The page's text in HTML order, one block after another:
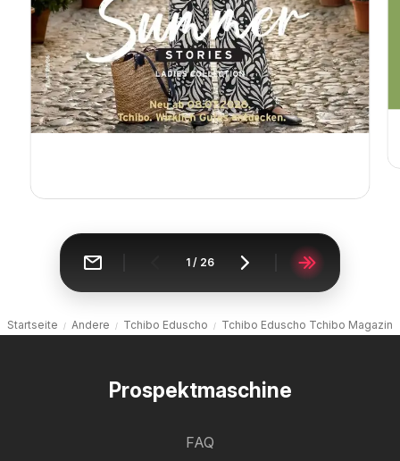
1 / 26
Startseite Andere Tchibo Eduscho Tchibo Eduscho Tchibo Magazin
Prospektmaschine
FAQ